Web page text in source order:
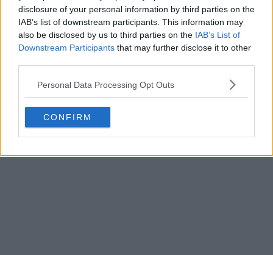
disclosure of your personal information by third parties on the
IAB’s list of downstream participants. This information may
also be disclosed by us to third parties on the IAB’s List of
Downstream Participants that may further disclose it to other
Personal Data Processing Opt Outs
CONFIRM
Malheureusement, le logo du sponsor est encore une
fois rouge, ce qui casse le look classique du maillot des
2026-2027. Un short « Binary Blue » et des chaussettes
blanches complètent le nouveau maillot domicile Nike